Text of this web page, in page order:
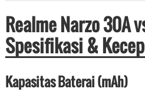
Realme Narzo 30A
Spesifikasi &
Kapasitas Baterai (mAh)